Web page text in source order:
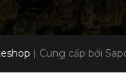
| Cung cấp bởi